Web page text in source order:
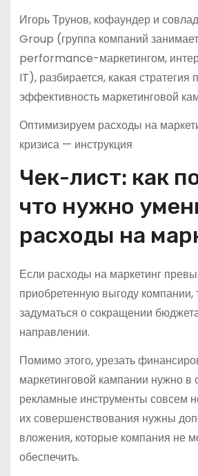
Игорь Трунов, кофаундер и
Group (группа компаний
performance-маркетингом,
IT), разбирается, какая стратегия
эффективность маркетинговой
Оптимизируем расходы на
кризиса — инструкция
Чек-лист: как
что нужно
расходы на
Если расходы на маркетинг
приобретенную выгоду компании,
задуматься о сокращении
направлении.
Помимо этого, урезать
маркетинговой кампании нужно в
рекламные инструменты совсем
их совершенствования нужны
вложения, которые компания не
обеспечить.